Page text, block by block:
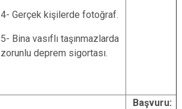
4- Gerçek kişilerde fotoğraf.
5- Bina vasıflı taşınmazlarda
zorunlu deprem sigortası.
Başvuru: